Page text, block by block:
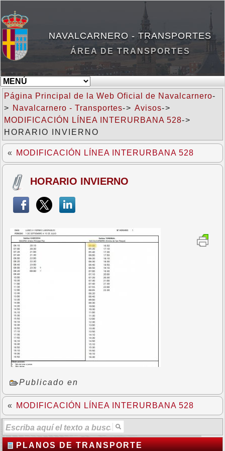
NAVALCARNERO - TRANSPORTES
ÁREA DE TRANSPORTES
Página Principal de la Web Oficial de Navalcarnero-
> Navalcarnero - Transportes-> Avisos->
MODIFICACIÓN LÍNEA INTERURBANA 528->
HORARIO INVIERNO
« MODIFICACIÓN LÍNEA INTERURBANA 528
HORARIO INVIERNO
Publicado en
« MODIFICACIÓN LÍNEA INTERURBANA 528
PLANOS DE TRANSPORTE